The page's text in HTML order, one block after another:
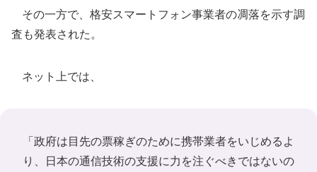
その一方で、格安スマートフォン事業者の凋落を示す調
査も発表された。
ネット上では、
「政府は目先の票稼ぎのために携帯業者をいじめるよ
り、日本の通信技術の支援に力を注ぐべきではないの